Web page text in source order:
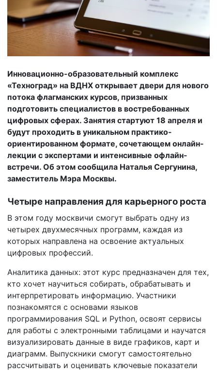
Инновационно-образовательный комплекс
«Техноград» на ВДНХ открывает двери для нового
потока флагманских курсов, призванных
подготовить специалистов в востребованных
цифровых сферах. Занятия стартуют 18 апреля и
будут проходить в уникальном практико-
ориентированном формате, сочетающем онлайн-
лекции с экспертами и интенсивные офлайн-
встречи. Об этом сообщила Наталья Сергунина,
заместитель Мэра Москвы.
Четыре направления для карьерного роста
В этом году москвичи смогут выбрать одну из
четырех двухмесячных программ, каждая из
которых направлена на освоение актуальных
цифровых профессий.
Аналитика данных: этот курс предназначен для тех,
кто хочет научиться собирать, обрабатывать и
интерпретировать информацию. Участники
познакомятся с основами языков
программирования SQL и Python, освоят сервисы
для работы с электронными таблицами и научатся
визуализировать данные в виде графиков, карт и
диаграмм. Выпускники смогут самостоятельно
рассчитывать и оценивать ключевые показатели